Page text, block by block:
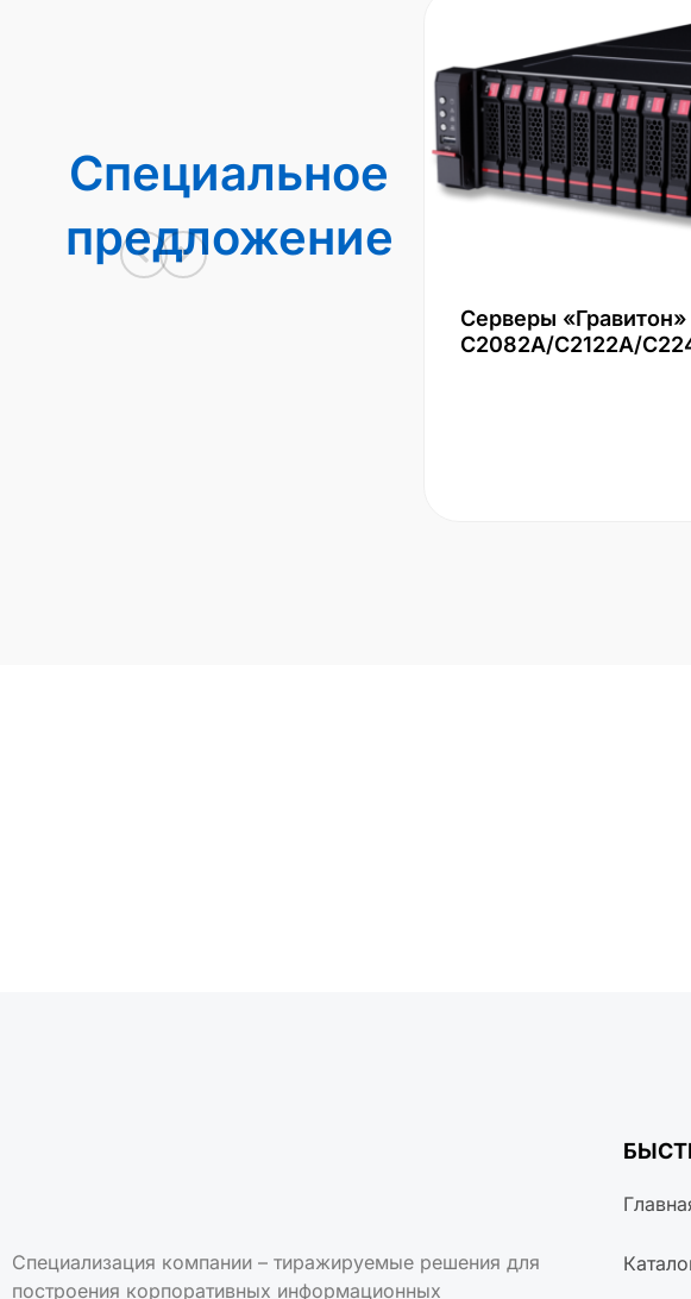
Специальное
предложение
Серверы «Гравитон»
С2082А/С2122А/
Специализация компании – тиражируемые решения для
построения корпоративных информационных